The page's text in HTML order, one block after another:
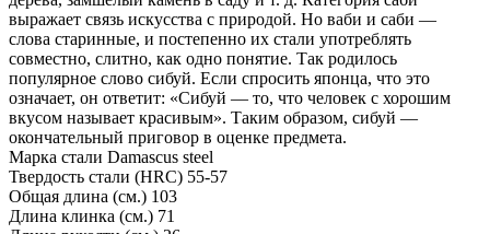
выражает связь искусства с природой. Но ваби и саби —
слова старинные, и постепенно их стали употреблять
совместно, слитно, как одно понятие. Так родилось
популярное слово сибуй. Если спросить японца, что это
означает, он ответит: «Сибуй — то, что человек с хорошим
вкусом называет красивым». Таким образом, сибуй —
окончательный приговор в оценке предмета.
Марка стали Damascus steel
Твердость стали (HRC) 55-57
Общая длина (см.) 103
Длина клинка (см.) 71